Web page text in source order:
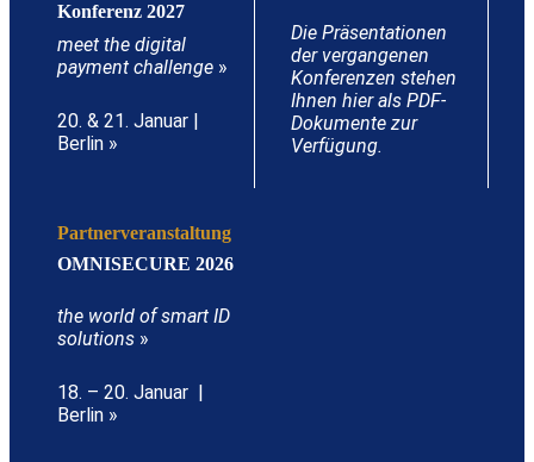
Konferenz 2027
meet the digital
payment challenge »
20. & 21. Januar |
Berlin »
Die Präsentationen
der vergangenen
Konferenzen stehen
Ihnen hier als PDF-
Dokumente zur
Verfügung.
Partnerveranstaltung
OMNISECURE 2026
the world of smart ID
solutions »
18. – 20. Januar |
Berlin »